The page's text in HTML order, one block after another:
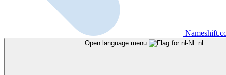
Open language menu nl